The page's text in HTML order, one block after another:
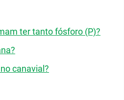
ter tanto fósforo (P)?
canavial?